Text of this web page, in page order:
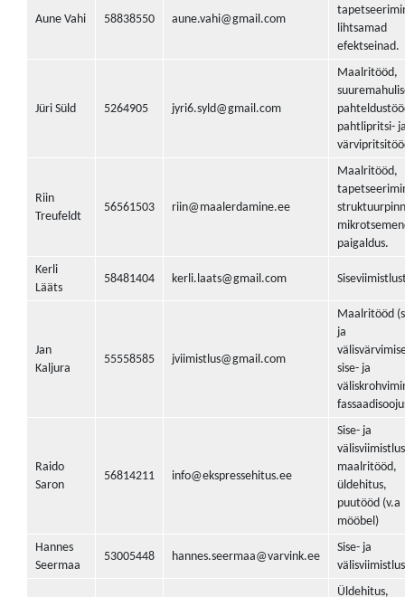
Aune Vahi 58838550 aune.vahi@gmail.com
lihtsamad
efektseinad.
Jüri Süld 5264905 jyri6.syld@gmail.com
Maalritööd,
pahtlipritsi-
Riin
Treufeldt
56561503 riin@maalerdamine.ee
Maalritööd,
paigaldus.
Kerli
Lääts
58481404 kerli.laats@gmail.com
Jan
Kaljura
55558585 jviimistlus@gmail.com
Maalritööd
ja
sise- ja
Raido
Saron
56814211 info@ekspressehitus.ee
Sise- ja
maalritööd,
üldehitus,
puutööd (v.a
mööbel)
Hannes
Seermaa
53005448 hannes.seermaa@varvink.ee
Sise- ja
Üldehitus,